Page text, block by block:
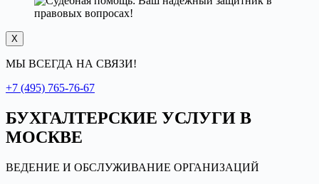
X
МЫ ВСЕГДА НА СВЯЗИ!
+7 (495) 765-76-67
БУХГАЛТЕРСКИЕ УСЛУГИ В
МОСКВЕ
ВЕДЕНИЕ И ОБСЛУЖИВАНИЕ ОРГАНИЗАЦИЙ